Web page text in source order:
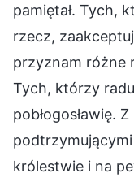
pamiętał. Tych,
rzecz,
przyznam różne
Tych, którzy
pobłogosławię.
królestwie i na